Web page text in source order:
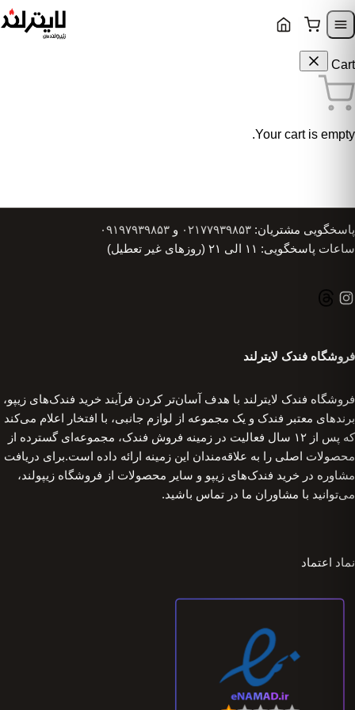
Skip to navigation
Cart
Your cart is empty.
پاسخگویی مشتریان: ۰۲۱۷۷۹۳۹۸۵۳ و ۰۹۱۹۷۹۳۹۸۵۳
ساعات پاسخگویی: ۱۱ الی ۲۱ (روزهای غیر تعطیل)
فروشگاه فندک لایترلند
فروشگاه فندک لایترلند با هدف آسان‌تر کردن فرآیند خرید فندک‌های زیپو،
برندهای معتبر فندک و یک مجموعه از لوازم جانبی، با افتخار اعلام می‌کند
که پس از ۱۲ سال فعالیت در زمینه فروش فندک، مجموعه‌ای گسترده از
محصولات اصلی را به علاقه‌مندان این زمینه ارائه داده است.برای دریافت
مشاوره در خرید فندک‌های زیپو و سایر محصولات از فروشگاه زیپولند،
می‌توانید با مشاوران ما در تماس باشید.
نماد اعتماد